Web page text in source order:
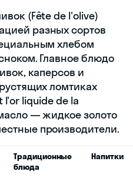
(Fête de l'olive)
разных сортов
хлебом
Главное блюдо
каперсов и
ломтиках
l'or liquide de la
— жидкое золото
производители.
Традиционные
блюда
Напитки